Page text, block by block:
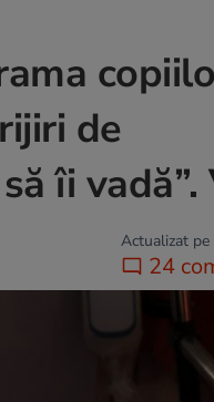
de
îi vadă”.
Actualizat
24